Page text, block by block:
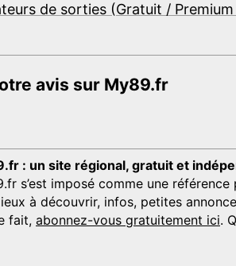
de sorties (Gratuit /
avis sur My89.fr
: un site régional, gratuit et
s’est imposé comme une
à découvrir, infos, petites
fait, abonnez-vous gratuitement ici.